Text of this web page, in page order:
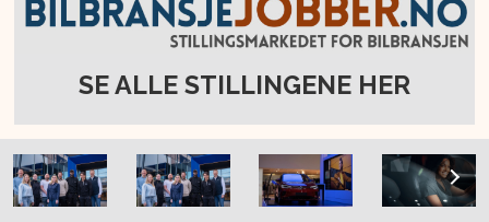
SE ALLE STILLINGENE HER